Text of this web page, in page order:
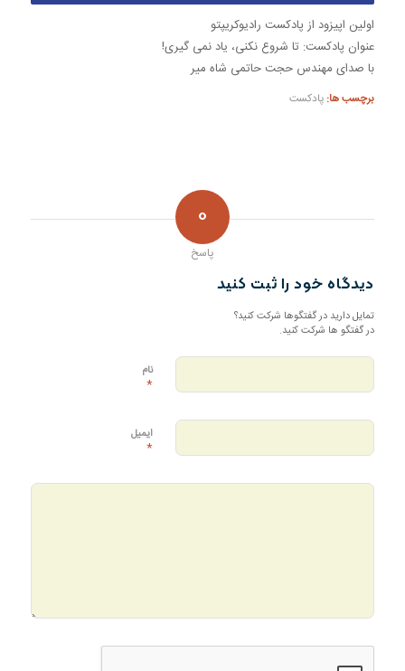
اولین اپیزود از پادکست رادیوکریپتو
عنوان پادکست: تا شروع نکنی، یاد نمی گیری!
با صدای مهندس حجت حاتمی شاه میر
برچسب ها: پادکست
0
پاسخ
دیدگاه خود را ثبت کنید
تمایل دارید در گفتگوها شرکت کنید؟
در گفتگو ها شرکت کنید.
نام
*
ایمیل
*